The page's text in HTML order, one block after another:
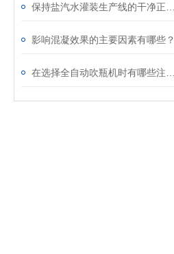
影响混凝效果的主要因素有哪些？